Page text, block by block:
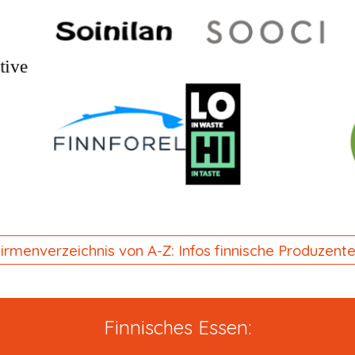
von A-Z: Infos finnische
Finnisches Essen: